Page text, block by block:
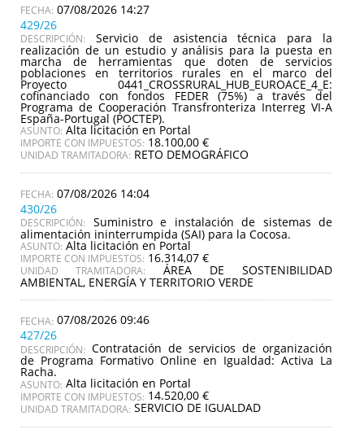
07/08/2026 14:27
429/26
DESCRIPCIÓN: Servicio de asistencia técnica para la
realización de un estudio y análisis para la puesta en
marcha de herramientas que doten de servicios
poblaciones en territorios rurales en el marco del
Proyecto 0441_CROSSRURAL_HUB_EUROACE_4_E:
cofinanciado con fondos FEDER (75%) a través del
Programa de Cooperación Transfronteriza Interreg VI-A
España-Portugal (POCTEP).
ASUNTO: Alta licitación en Portal
IMPORTE CON IMPUESTOS: 18.100,00 €
UNIDAD TRAMITADORA: RETO DEMOGRÁFICO
07/08/2026 14:04
430/26
DESCRIPCIÓN: Suministro e instalación de sistemas de
alimentación ininterrumpida (SAI) para la Cocosa.
ASUNTO: Alta licitación en Portal
IMPORTE CON IMPUESTOS: 16.314,07 €
UNIDAD TRAMITADORA: ÁREA DE SOSTENIBILIDAD
AMBIENTAL, ENERGÍA Y TERRITORIO VERDE
07/08/2026 09:46
427/26
DESCRIPCIÓN: Contratación de servicios de organización
de Programa Formativo Online en Igualdad: Activa La
Racha.
ASUNTO: Alta licitación en Portal
IMPORTE CON IMPUESTOS: 14.520,00 €
UNIDAD TRAMITADORA: SERVICIO DE IGUALDAD